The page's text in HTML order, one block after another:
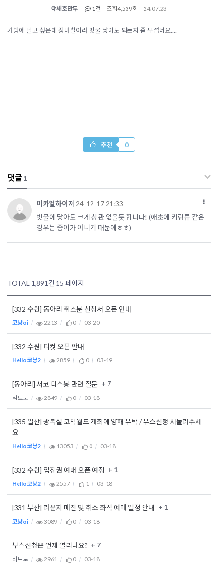
야채호만두 1건 조회 4,539회 24.07.23
가방에 달고 싶은데 장마철이라 빗물 닿아도 되는지 좀 무섭네요....
추천 0
댓글 1
미카엘하이저 24-12-17 21:33
빗물에 닿아도 크게 상관 없을듯 합니다! (애초에 키링류 같은
경우는 종이가 아니기 때문에ㅎㅎ)
TOTAL 1,891건 15 페이지
[332 수원] 동아리 취소분 신청서 오픈 안내
코냥oi 2213 0 03-20
[332 수원] 티켓 오픈 안내
Hello코냥2 2859 0 03-19
[동아리] 서코 디스봉 관련 질문 + 7
리트로 2849 0 03-18
[335 일산] 광복절 코믹월드 개최에 양해 부탁 / 부스신청 서둘러주세
요
Hello코냥2 13053 0 03-18
[332 수원] 입장권 예매 오픈 예정 + 1
Hello코냥2 2557 1 03-18
[331 부산] 라운지 매진 및 취소 좌석 예매 일정 안내 + 1
코냥oi 3089 0 03-18
부스신청은 언제 열리나요? + 7
리트로 2961 0 03-18